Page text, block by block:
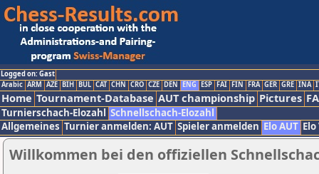
Logged on: Gast
Arabic ARM AZE BIH BUL CAT CHN CRO CZE DEN ENG ESP FAI FIN FRA GER GRE INA
Home Tournament-Database AUT championship Pictures
Turnierschach-Elozahl Schnellschach-Elozahl
Allgemeines Turnier anmelden: AUT Spieler anmelden Elo AUT
Willkommen bei den offiziellen